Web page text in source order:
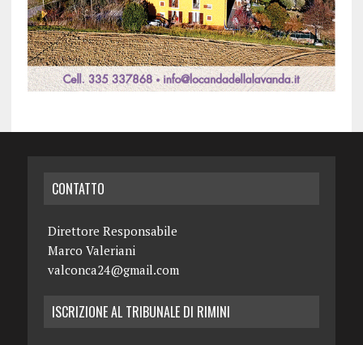
CONTATTO
Direttore Responsabile
Marco Valeriani
valconca24@gmail.com
ISCRIZIONE AL TRIBUNALE DI RIMINI